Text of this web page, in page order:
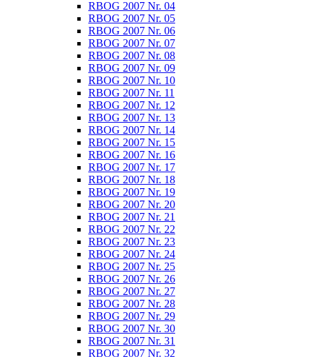
RBOG 2007 Nr. 04
RBOG 2007 Nr. 05
RBOG 2007 Nr. 06
RBOG 2007 Nr. 07
RBOG 2007 Nr. 08
RBOG 2007 Nr. 09
RBOG 2007 Nr. 10
RBOG 2007 Nr. 11
RBOG 2007 Nr. 12
RBOG 2007 Nr. 13
RBOG 2007 Nr. 14
RBOG 2007 Nr. 15
RBOG 2007 Nr. 16
RBOG 2007 Nr. 17
RBOG 2007 Nr. 18
RBOG 2007 Nr. 19
RBOG 2007 Nr. 20
RBOG 2007 Nr. 21
RBOG 2007 Nr. 22
RBOG 2007 Nr. 23
RBOG 2007 Nr. 24
RBOG 2007 Nr. 25
RBOG 2007 Nr. 26
RBOG 2007 Nr. 27
RBOG 2007 Nr. 28
RBOG 2007 Nr. 29
RBOG 2007 Nr. 30
RBOG 2007 Nr. 31
RBOG 2007 Nr. 32